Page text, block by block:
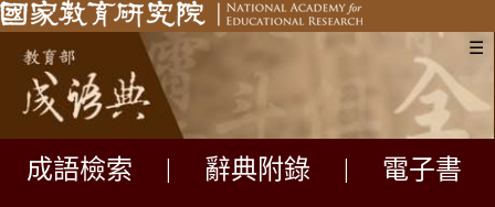
☰
成語檢索 辭典附錄
電子書